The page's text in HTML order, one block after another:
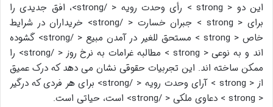
این دو < strong > رأی وحدت رویه < /strong>، افق جدیدی را
برای < strong > جبران خسارت < /strong> خریداران در شرایط
خاص < strong > مستحق للغیر در آمدن مبیع < /strong> گشوده
اند و به نوعی < strong > مطالبه غرامات به نرخ روز < /strong> را
ممکن ساخته اند. این تجربیات حقوقی نشان می دهد که درک عمیق
از < strong > آرای وحدت رویه < /strong> برای هر فردی که درگیر
< strong > دعاوی ملکی < /strong> است، حیاتی است.